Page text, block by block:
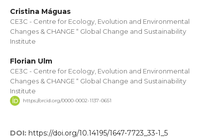
Cristina Máguas
CE3C - Centre for Ecology, Evolution and Environmental
Changes & CHANGE “ Global Change and Sustainability
Institute
Florian Ulm
CE3C - Centre for Ecology, Evolution and Environmental
Changes & CHANGE “ Global Change and Sustainability
Institute
https://orcid.org/0000-0002-1137-0651
DOI: https://doi.org/10.14195/1647-7723_33-1_5